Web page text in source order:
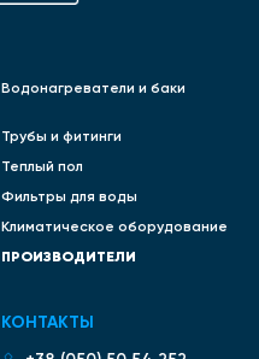
Водонагреватели и баки
Трубы и фитинги
Теплый пол
Фильтры для воды
Климатическое оборудование
ПРОИЗВОДИТЕЛИ
КОНТАКТЫ